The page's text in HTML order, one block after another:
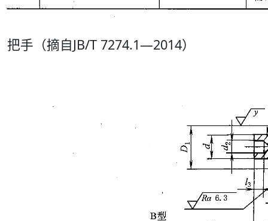
把手（摘自JB/T 7274.1—2014）